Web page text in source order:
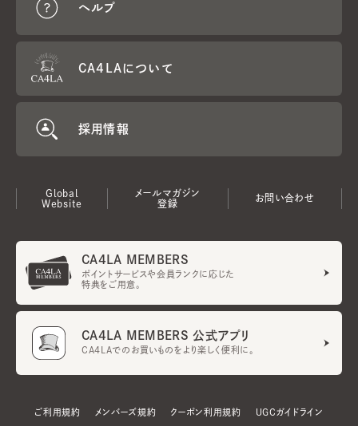
ヘルプ
CA4LAについて
採用情報
Global
Website
メールマガジン
登録
お問い合わせ
CA4LA MEMBERS
ポイントサービスや会員ランクに応じた
特典をご用意。
CA4LA MEMBERS 公式アプリ
CA4LAでのお買いものをより楽しく便利に。
ご利用規約 メンバーズ規約 クーポン利用規約 UGCガイドライン